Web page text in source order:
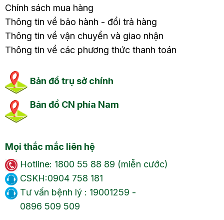
Chính sách mua hàng
Thông tin về bảo hành - đổi trả hàng
Thông tin về vận chuyển và giao nhận
Thông tin về các phương thức thanh toán
Bản đồ trụ sở chính
Bản đồ CN phía Nam
Mọi thắc mắc liên hệ
Hotline: 1800 55 88 89 (miễn cước)
CSKH:0904 758 181
Tư vấn bệnh lý : 19001259 -
0896 509 509